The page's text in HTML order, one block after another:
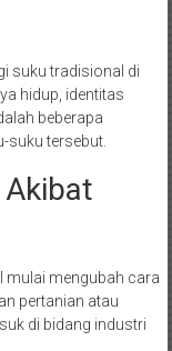
suku tradisional di
hidup, identitas
beberapa
suku tersebut.
Akibat
mulai mengubah cara
pertanian atau
di bidang industri